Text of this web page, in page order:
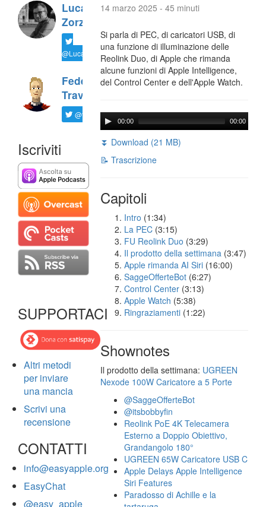
Luca
Zorzi
@LucaTNT
Federico
Travaini
@ftrava
Iscriviti
SUPPORTACI
Altri metodi
per inviare
una mancia
Scrivi una
recensione
CONTATTI
info@easyapple.org
EasyChat
@easy_apple
14 marzo 2025 - 45 minuti
Si parla di PEC, di caricatori USB, di
una funzione di illuminazione delle
Reolink Duo, di Apple che rimanda
alcune funzioni di Apple Intelligence,
del Control Center e dell'Apple Watch.
00:00 00:00
⏬ Download (21 MB)
📝 Trascrizione
Capitoli
Intro (1:34)
La PEC (3:15)
FU Reolink Duo (3:29)
Il prodotto della settimana (3:47)
Apple rimanda AI Siri (16:00)
SaggeOfferteBot (6:27)
Control Center (3:13)
Apple Watch (5:38)
Ringraziamenti (1:22)
Shownotes
Il prodotto della settimana: UGREEN
Nexode 100W Caricatore a 5 Porte
@SaggeOfferteBot
@itsbobbyfin
Reolink PoE 4K Telecamera
Esterno a Doppio Obiettivo,
Grandangolo 180°
UGREEN 65W Caricatore USB C
Apple Delays Apple Intelligence
Siri Features
Paradosso di Achille e la